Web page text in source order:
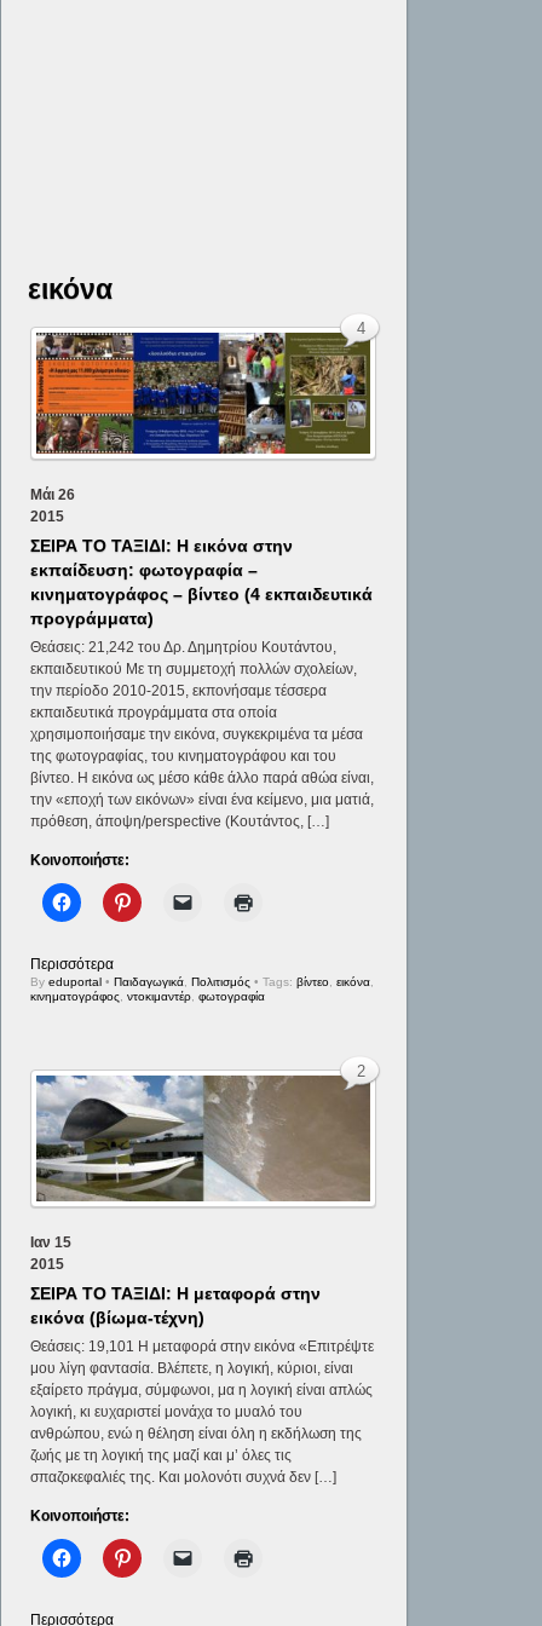
εικόνα
Μάι 26
2015
ΣΕΙΡΑ ΤΟ ΤΑΞΙΔΙ: Η εικόνα στην
εκπαίδευση: φωτογραφία –
κινηματογράφος – βίντεο (4 εκπαιδευτικά
προγράμματα)
Θεάσεις: 21,242 του Δρ. Δημητρίου Κουτάντου,
εκπαιδευτικού Mε τη συμμετοχή πολλών σχολείων,
την περίοδο 2010-2015, εκπονήσαμε τέσσερα
εκπαιδευτικά προγράμματα στα οποία
χρησιμοποιήσαμε την εικόνα, συγκεκριμένα τα μέσα
της φωτογραφίας, του κινηματογράφου και του
βίντεο. Η εικόνα ως μέσο κάθε άλλο παρά αθώα είναι,
την «εποχή των εικόνων» είναι ένα κείμενο, μια ματιά,
πρόθεση, άποψη/perspective (Κουτάντος, […]
Κοινοποιήστε:
Περισσότερα
Byeduportal • Παιδαγωγικά ,Πολιτισμός
4
• Tags:βίντεο ,εικόνα
κινηματογράφος ,ντοκιμαντέρ ,φωτογραφία
Ιαν 15
2015
ΣΕΙΡΑ ΤΟ ΤΑΞΙΔΙ: Η μεταφορά στην
εικόνα (βίωμα-τέχνη)
Θεάσεις: 19,101 Η μεταφορά στην εικόνα «Επιτρέψτε
μου λίγη φαντασία. Βλέπετε, η λογική, κύριοι, είναι
εξαίρετο πράγμα, σύμφωνοι, μα η λογική είναι απλώς
λογική, κι ευχαριστεί μονάχα το μυαλό του
ανθρώπου, ενώ η θέληση είναι όλη η εκδήλωση της
ζωής με τη λογική της μαζί και μ’ όλες τις
σπαζοκεφαλιές της. Και μολονότι συχνά δεν […]
Κοινοποιήστε:
Περισσότερα
2